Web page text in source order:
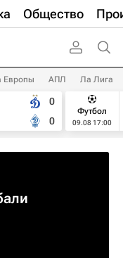
Общество
Европы АПЛ Ла Лига
0
0
Футбол
09.08 17:00